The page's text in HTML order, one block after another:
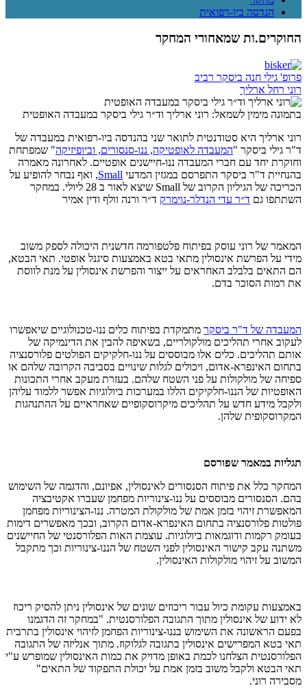
הנדסה ביו-רפואית
החוקרים.ות שמאחורי המחקר
פרופ' גילי חנה ביסקר רביב
רוני רחל ארליך
בתמונה מימין לשמאל: רוני ארליך וד״ר גילי ביסקר במעבדה האופטית
רוני ארליך היא סטודנטית לתואר שני בהנדסה ביו-רפואית במעבדה של
ד"ר גילי ביסקר "המעבדה לאופטיקה, ננו-סנסורים, וביופיזיקה" שמפתחת
וחוקרת יחד עם חברי המעבדה ננו-חיישנים אופטיים. לאחרונה מאמרה
בהנחיית ד"ר ביסקר התפרסם במגזין המדעי Small, ואף נבחר להופיע על
הכריכה של הגיליון הקרוב של Small שיצא לאור ב 28 ליולי.
במחקר
השתתפו גם ד״ר עדי הנדלר-נוימרק ד״ר ורנה וולף ודין אמיר
המאמר של רוני עוסק בפיתוח פלטפורמה חדשנית היכולה לספק משוב
מידי על הפרשת אינסולין מתאי בטא באמצעות סיגנל אופטי. תאי הבטא,
הם התאים בלבלב האחראים על ייצור והפרשת אינסולין על מנת לווסת
את רמות הסוכר בדם.
המעבדה של ד"ר ביסקר מתמקדת בפיתוח כלים ננו-טכנולוגיים שיאפשרו
לעקוב אחרי תהליכים מולקולריים, בשאיפה להבין את הדינמיקה של
אותם תהליכים. כלים אלו מבוססים על ננו-חלקיקים הפולטים פלורסנציה
בתחום האינפרא-אדום, ויכולים לגלות שינויים בסביבה הקרובה שלהם או
ספיחה של מולקולות על פני השטח שלהם. בעזרת מעקב אחרי התכונות
האופטיות של הננו-חלקיקים הללו במערכות ביולוגיות אפשר ללמוד עליהן
ולקבל מידע חדש על תהליכים מיקרוסקופיים שאחראיים על ההתנהגות
המקרוסקופית שלהן.
תגליות במאמר שפורסם
המחקר כלל את פיתוח הסנסורים לאינסולין, אפיונם, והדגמה של השימוש
בהם. הסנסורים מבוססים על ננו-צינוריות מפחמן שעברו אקטיבציה
המאפשרת זיהוי בזמן אמת של מולקולת המטרה. ננו-הצינוריות מפחמן
פולטות פלורסנציה בתחום האינפרא-אדום הקרוב, ובכך מאפשרים דימות
בעומק רקמות ודוגמאות ביולוגיות. עוצמת האות הפלורסנטי של החיישנים
משתנה עקב קישור האינסולין לפני השטח של הננו-צינוריות וכך מתקבל
המשוב על זיהוי מולקולות האינסולין.
באמצעות עקומת כיול עבור ריכוזים שונים של אינסולין ניתן להסיק ריכוז
לא ידוע של אינסולין מתוך התגובה הפלורסנטית. "במחקר זה הדגמנו
בפעם הראשונה את השימוש בננו-צינוריות הפחמן לזיהוי אינסולין בתרבית
תאי בטא המפרישים אינסולין בתגובה לגלוקוז. מתוך אנליזה של התגובה
הפלורסנטית הצלחנו לכמת באופן מדויק את כמות האינסולין שמופרש ע"י
תאי הבטא ולקבל משוב בזמן אמת על יכולת התפקוד של התאים"
מסבירה רוני.